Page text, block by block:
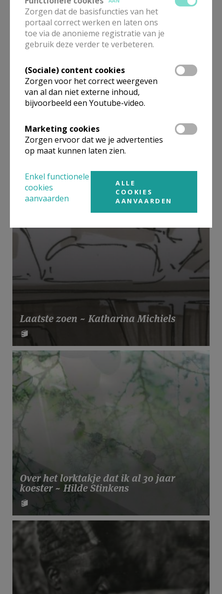
Eenzaamheid
Overige verhalen
Laatste zoen ~ Katharina Michiels
Over het lorktakje dat ik al 30 jaar
koester ~ Hilde Stinkens
Zorgen dat de basisfuncties van het
portaal correct werken en laten ons
toe via de anonieme registratie van je
gebruik deze verder te verbeteren.
(Sociale) content cookies
Zorgen voor het correct weergeven
van al dan niet externe inhoud,
bijvoorbeeld een Youtube-video.
Marketing cookies
Zorgen ervoor dat we je advertenties
op maat kunnen laten zien.
Enkel functionele
cookies
aanvaarden
ALLE
COOKIES
AANVAARDEN